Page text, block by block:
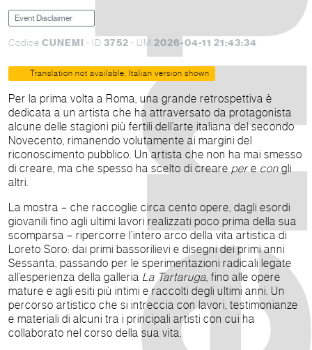
Event Disclaimer
Codice CUNEMI - ID 3752 - UM 2026-04-11 21:43:34
Translation not available, Italian version shown
Per la prima volta a Roma, una grande retrospettiva è
dedicata a un artista che ha attraversato da protagonista
alcune delle stagioni più fertili dell’arte italiana del secondo
Novecento, rimanendo volutamente ai margini del
riconoscimento pubblico. Un artista che non ha mai smesso
di creare, ma che spesso ha scelto di creare pere con gli
altri.
La mostra – che raccoglie circa cento opere, dagli esordi
giovanili fino agli ultimi lavori realizzati poco prima della sua
scomparsa – ripercorre l’intero arco della vita artistica di
Loreto Soro: dai primi bassorilievi e disegni dei primi anni
Sessanta, passando per le sperimentazioni radicali legate
all’esperienza della galleria La Tartaruga , fino alle opere
mature e agli esiti più intimi e raccolti degli ultimi anni. Un
percorso artistico che si intreccia con lavori, testimonianze
e materiali di alcuni tra i principali artisti con cui ha
collaborato nel corso della sua vita.